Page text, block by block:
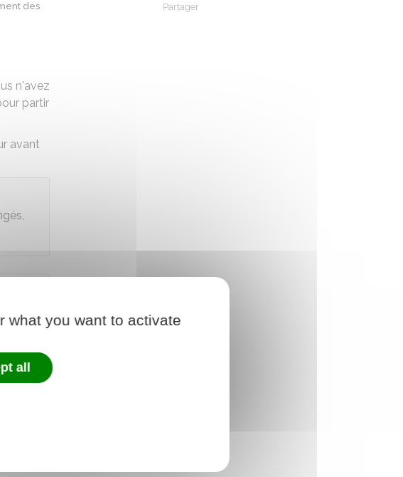
des
Partager
n'avez
partir
avant
what you want to activate
all